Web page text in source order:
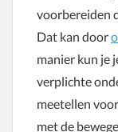
voorbereiden
Dat kan door
manier kun je
verplichte
meetellen
met de